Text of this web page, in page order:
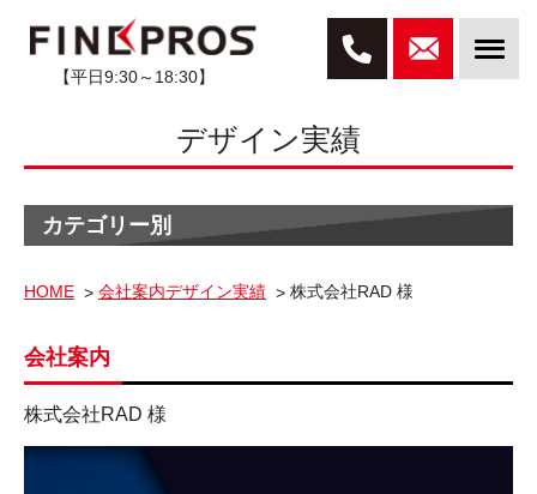
【平日9:30～18:30】
デザイン実績
カテゴリー別
HOME 会社案内デザイン実績 株式会社RAD 様
会社案内
株式会社RAD 様